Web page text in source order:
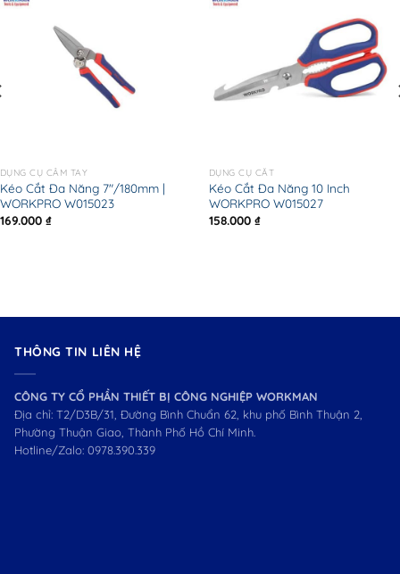
DỤNG CỤ CẦM TAY
Kéo Cắt Đa Năng 7″/180mm |
WORKPRO W015023
169.000 ₫
DỤNG CỤ CẮT
Kéo Cắt Đa Năng 10 Inch
WORKPRO W015027
158.000 ₫
THÔNG TIN LIÊN HỆ
CÔNG TY CỔ PHẦN THIẾT BỊ CÔNG NGHIỆP WORKMAN
Địa chỉ: T2/D3B/31, Đường Bình Chuẩn 62, khu phố Bình Thuận 2,
Phường Thuận Giao, Thành Phố Hồ Chí Minh.
Hotline/Zalo: 0978.390.339